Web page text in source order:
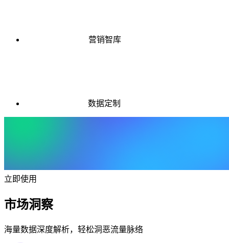
营销智库
数据定制
立即使用
市场洞察
海量数据深度解析，轻松洞恶流量脉络